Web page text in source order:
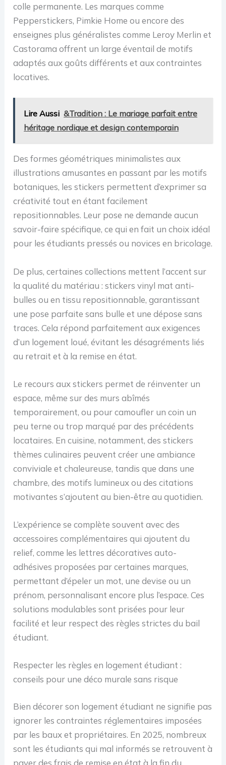
colle permanente. Les marques comme
Pepperstickers, Pimkie Home ou encore des
enseignes plus généralistes comme Leroy Merlin et
Castorama offrent un large éventail de motifs
adaptés aux goûts différents et aux contraintes
locatives.
Lire Aussi &Tradition : Le mariage parfait entre
héritage nordique et design contemporain
Des formes géométriques minimalistes aux
illustrations amusantes en passant par les motifs
botaniques, les stickers permettent d’exprimer sa
créativité tout en étant facilement
repositionnables. Leur pose ne demande aucun
savoir-faire spécifique, ce qui en fait un choix idéal
pour les étudiants pressés ou novices en bricolage.
De plus, certaines collections mettent l’accent sur
la qualité du matériau : stickers vinyl mat anti-
bulles ou en tissu repositionnable, garantissant
une pose parfaite sans bulle et une dépose sans
traces. Cela répond parfaitement aux exigences
d’un logement loué, évitant les désagréments liés
au retrait et à la remise en état.
Le recours aux stickers permet de réinventer un
espace, même sur des murs abîmés
temporairement, ou pour camoufler un coin un
peu terne ou trop marqué par des précédents
locataires. En cuisine, notamment, des stickers
thèmes culinaires peuvent créer une ambiance
conviviale et chaleureuse, tandis que dans une
chambre, des motifs lumineux ou des citations
motivantes s’ajoutent au bien-être au quotidien.
L’expérience se complète souvent avec des
accessoires complémentaires qui ajoutent du
relief, comme les lettres décoratives auto-
adhésives proposées par certaines marques,
permettant d’épeler un mot, une devise ou un
prénom, personnalisant encore plus l’espace. Ces
solutions modulables sont prisées pour leur
facilité et leur respect des règles strictes du bail
étudiant.
Respecter les règles en logement étudiant :
conseils pour une déco murale sans risque
Bien décorer son logement étudiant ne signifie pas
ignorer les contraintes réglementaires imposées
par les baux et propriétaires. En 2025, nombreux
sont les étudiants qui mal informés se retrouvent à
payer des frais de remise en état à la fin du